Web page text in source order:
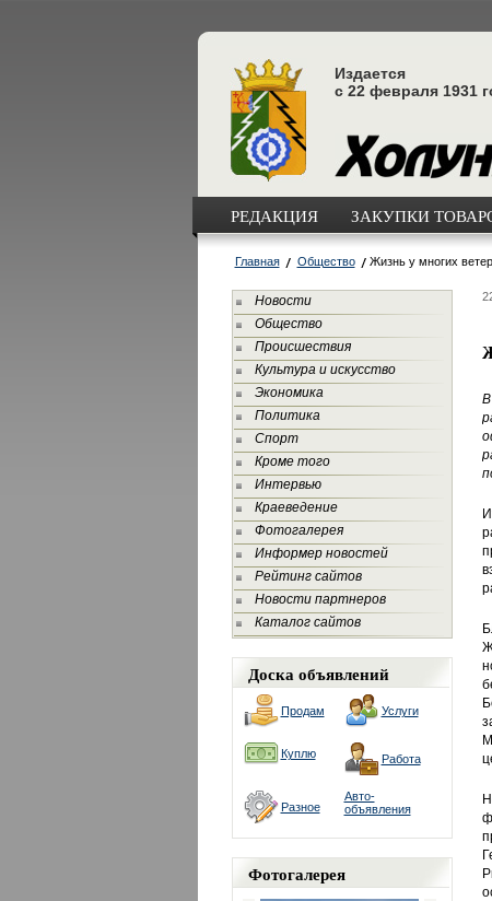
Издается
с 22 февраля 1931
РЕДАКЦИЯ ЗАКУПКИ
Главная Общество Жизнь у многих
Новости
Общество
Происшествия
Культура и искусство
Экономика
Политика
Спорт
Кроме того
Интервью
Краеведение
Фотогалерея
Информер новостей
Рейтинг сайтов
Новости партнеров
Каталог сайтов
Доска объявлений
Продам Услуги
Куплю Работа
Разное
Авто-
объявления
Фотогалерея